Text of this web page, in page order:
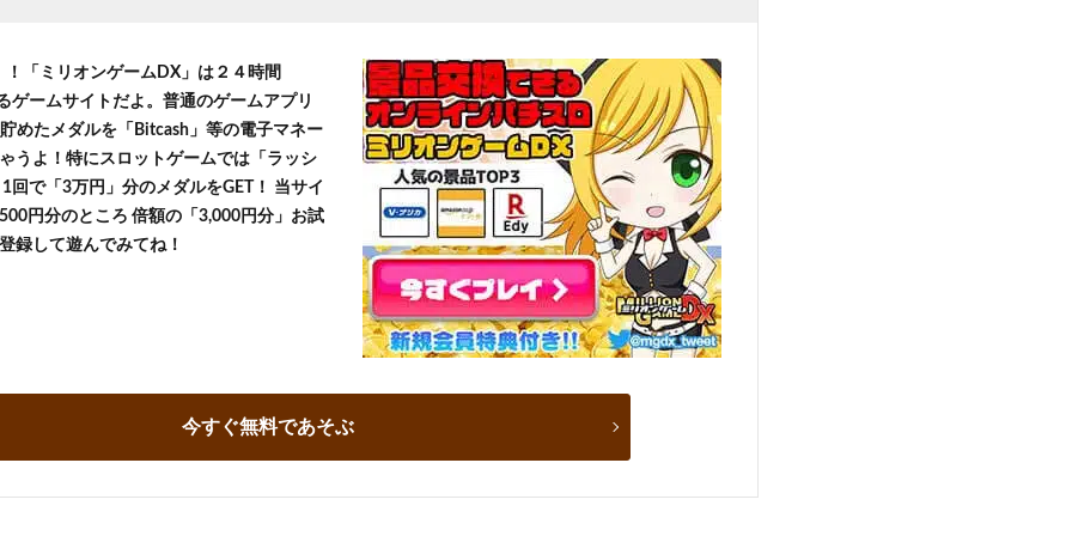
！「ミリオンゲームDX」は２４時間
ゲームサイトだよ。普通のゲームアプリ
めたメダルを「Bitcash」等の電子マネー
うよ！特にスロットゲームでは「ラッシ
回で「3万円」分のメダルをGET！ 当サイ
円分のところ 倍額の「3,000円分」お試
録して遊んでみてね！
今すぐ無料であそぶ